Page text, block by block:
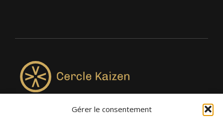
Gérer le consentement
4957, rue Lionel-Groulx, bureau 819, Saint-Augustin-de-